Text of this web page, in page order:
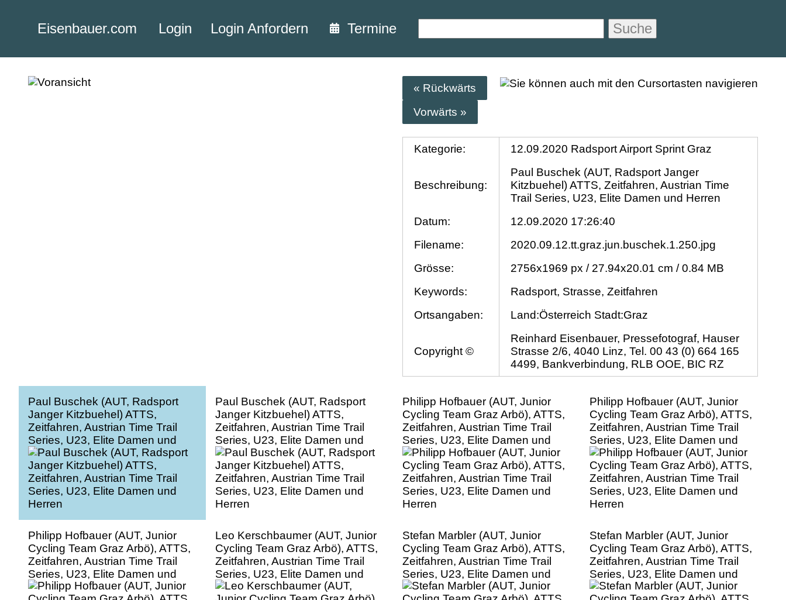
Eisenbauer.com Login Login Anfordern Termine Suche
« Rückwärts
Vorwärts »
Kategorie: 12.09.2020 Radsport Airport Sprint Graz
Beschreibung:
Paul Buschek (AUT, Radsport Janger
Kitzbuehel) ATTS, Zeitfahren, Austrian Time
Trail Series, U23, Elite Damen und Herren
Datum:
12.09.2020 17:26:40
Filename:
2020.09.12.tt.graz.jun.buschek.1.250.jpg
Grösse:
2756x1969 px / 27.94x20.01 cm / 0.84 MB
Keywords:
Radsport, Strasse, Zeitfahren
Ortsangaben:
Land:Österreich Stadt:Graz
Copyright ©
Reinhard Eisenbauer, Pressefotograf, Hauser
Strasse 2/6, 4040 Linz, Tel. 00 43 (0) 664 165
4499, Bankverbindung, RLB OOE, BIC RZ
Paul Buschek (AUT, Radsport
Janger Kitzbuehel) ATTS,
Zeitfahren, Austrian Time Trail
Series, U23, Elite Damen und
Herren
Paul Buschek (AUT, Radsport
Janger Kitzbuehel) ATTS,
Zeitfahren, Austrian Time Trail
Series, U23, Elite Damen und
Herren
Philipp Hofbauer (AUT, Junior
Cycling Team Graz Arbö), ATTS,
Zeitfahren, Austrian Time Trail
Series, U23, Elite Damen und
Herren
Philipp Hofbauer (AUT, Junior
Cycling Team Graz Arbö), ATTS,
Zeitfahren, Austrian Time Trail
Series, U23, Elite Damen und
Herren
Philipp Hofbauer (AUT, Junior
Cycling Team Graz Arbö), ATTS,
Zeitfahren, Austrian Time Trail
Series, U23, Elite Damen und
Herren
Leo Kerschbaumer (AUT, Junior
Cycling Team Graz Arbö), ATTS,
Zeitfahren, Austrian Time Trail
Series, U23, Elite Damen und
Herren
Stefan Marbler (AUT, Junior
Cycling Team Graz Arbö), ATTS,
Zeitfahren, Austrian Time Trail
Series, U23, Elite Damen und
Herren
Stefan Marbler (AUT, Junior
Cycling Team Graz Arbö), ATTS,
Zeitfahren, Austrian Time Trail
Series, U23, Elite Damen und
Herren